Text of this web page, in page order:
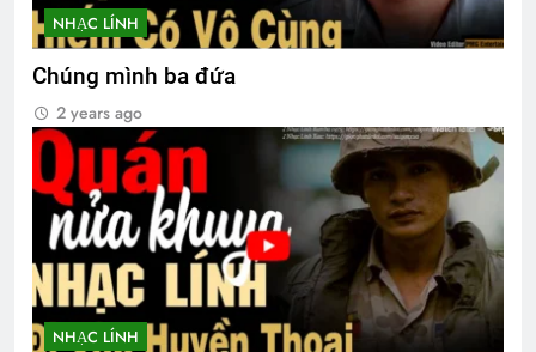
NHẠC LÍNH
Chúng mình ba đứa
2 years ago
NHẠC LÍNH